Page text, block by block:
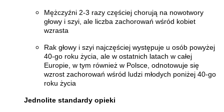
Mężczyźni 2-3 razy częściej chorują na nowotwory
głowy i szyi, ale liczba zachorowań wśród kobiet
wzrasta
Rak głowy i szyi najczęściej występuje u osób powyżej
40-go roku życia, ale w ostatnich latach w całej
Europie, w tym również w Polsce, odnotowuje się
wzrost zachorowań wśród ludzi młodych poniżej 40-go
roku życia
Jednolite standardy opieki